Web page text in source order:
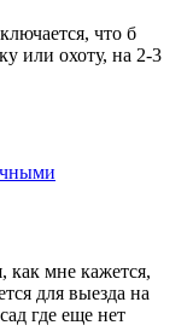
что б
или охоту, на 2-3
как мне кажется,
для выезда на
где еще нет